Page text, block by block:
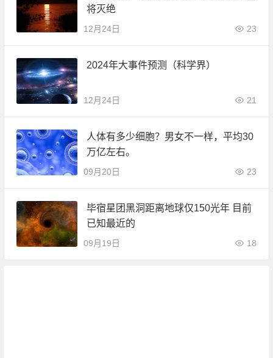
将灭绝
12月24日 23
2024年大事件预测（科学界）
12月24日 21
人体有多少细胞？男女不一样，平均30
万亿左右。
09月20日 23
毕宿星团黑洞距离地球仅150光年 目前
已知最近的
09月19日 18